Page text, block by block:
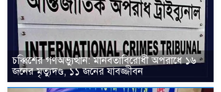
চব্বিশের গণঅভ্যুত্থান: মানবতাবিরোধী অপরাধে ১৬
জনের মৃত্যুদণ্ড, ১১ জনের যাবজ্জীবন